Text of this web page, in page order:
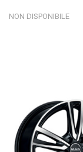
NON DISPONIBILE